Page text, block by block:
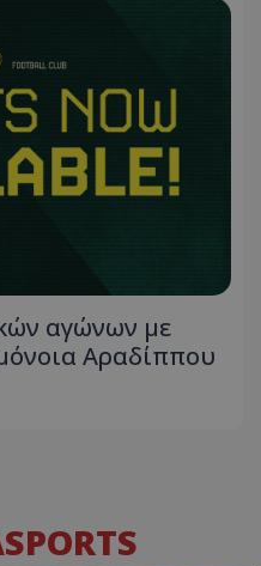
αγώνων με
Αραδίππου